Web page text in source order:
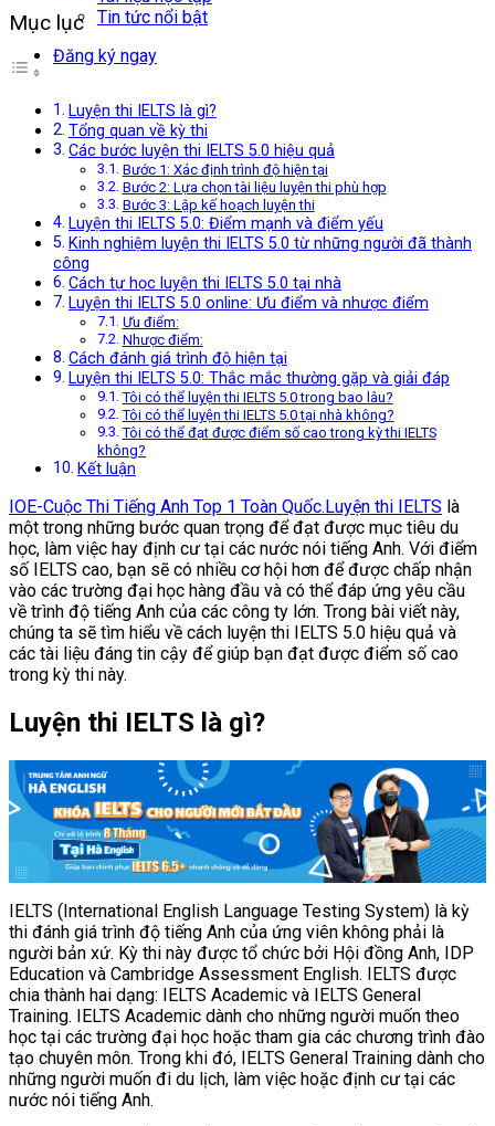
Tin tức nổi bật
Đăng ký ngay
Mục lục
Luyện thi IELTS là gì?
Tổng quan về kỳ thi
Các bước luyện thi IELTS 5.0 hiệu quả
Bước 1: Xác định trình độ hiện tại
Bước 2: Lựa chọn tài liệu luyện thi phù hợp
Bước 3: Lập kế hoạch luyện thi
Luyện thi IELTS 5.0: Điểm mạnh và điểm yếu
Kinh nghiệm luyện thi IELTS 5.0 từ những người đã thành
công
Cách tự học luyện thi IELTS 5.0 tại nhà
Luyện thi IELTS 5.0 online: Ưu điểm và nhược điểm
Ưu điểm:
Nhược điểm:
Cách đánh giá trình độ hiện tại
Luyện thi IELTS 5.0: Thắc mắc thường gặp và giải đáp
Tôi có thể luyện thi IELTS 5.0 trong bao lâu?
Tôi có thể luyện thi IELTS 5.0 tại nhà không?
Tôi có thể đạt được điểm số cao trong kỳ thi IELTS
không?
Kết luận
IOE-Cuộc Thi Tiếng Anh Top 1 Toàn Quốc.Luyện thi IELTS là
một trong những bước quan trọng để đạt được mục tiêu du
học, làm việc hay định cư tại các nước nói tiếng Anh. Với điểm
số IELTS cao, bạn sẽ có nhiều cơ hội hơn để được chấp nhận
vào các trường đại học hàng đầu và có thể đáp ứng yêu cầu
về trình độ tiếng Anh của các công ty lớn. Trong bài viết này,
chúng ta sẽ tìm hiểu về cách luyện thi IELTS 5.0 hiệu quả và
các tài liệu đáng tin cậy để giúp bạn đạt được điểm số cao
trong kỳ thi này.
Luyện thi IELTS là gì?
IELTS (International English Language Testing System) là kỳ
thi đánh giá trình độ tiếng Anh của ứng viên không phải là
người bản xứ. Kỳ thi này được tổ chức bởi Hội đồng Anh, IDP
Education và Cambridge Assessment English. IELTS được
chia thành hai dạng: IELTS Academic và IELTS General
Training. IELTS Academic dành cho những người muốn theo
học tại các trường đại học hoặc tham gia các chương trình đào
tạo chuyên môn. Trong khi đó, IELTS General Training dành cho
những người muốn đi du lịch, làm việc hoặc định cư tại các
nước nói tiếng Anh.